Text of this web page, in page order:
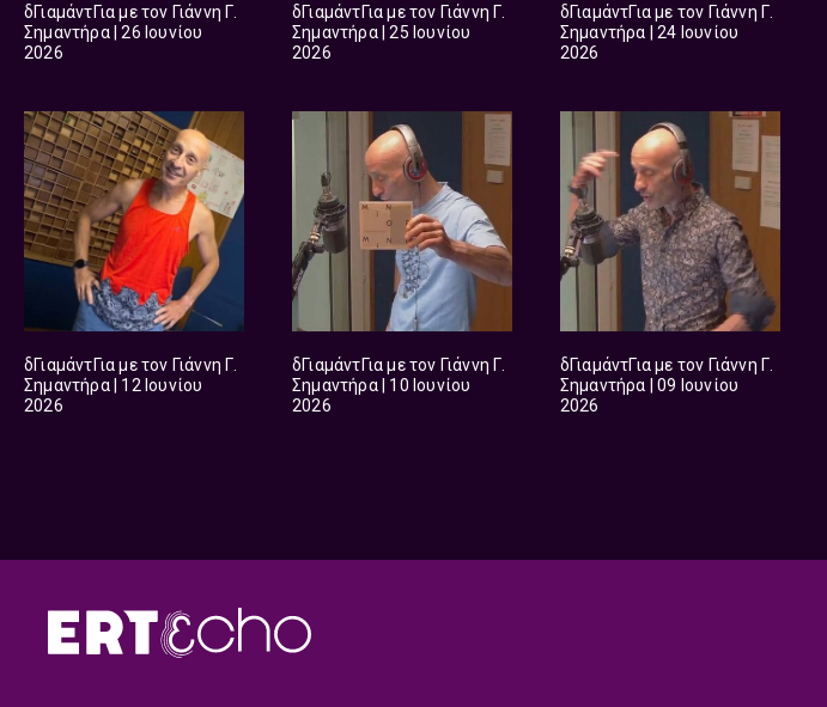
δΓιαμάντΓια με τον Γιάννη Γ.
Σημαντήρα | 26 Ιουνίου
2026
δΓιαμάντΓια με τον Γιάννη Γ.
Σημαντήρα | 25 Ιουνίου
2026
δΓιαμάντΓια με τον Γιάννη Γ.
Σημαντήρα | 24 Ιουνίου
2026
δΓιαμάντΓια με τον Γιάννη Γ.
Σημαντήρα | 12 Ιουνίου
2026
δΓιαμάντΓια με τον Γιάννη Γ.
Σημαντήρα | 10 Ιουνίου
2026
δΓιαμάντΓια με τον Γιάννη Γ.
Σημαντήρα | 09 Ιουνίου
2026